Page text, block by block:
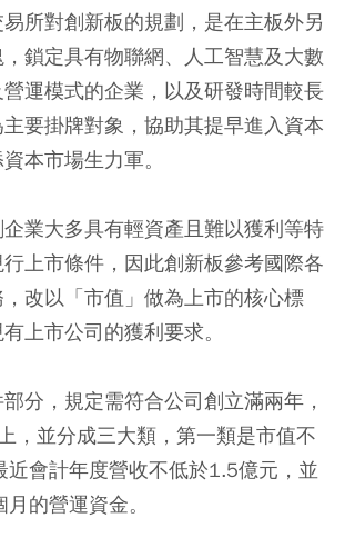
所對創新板的規劃，是在主板外另
鎖定具有物聯網、人工智慧及大數
運模式的企業，以及研發時間較長
要掛牌對象，協助其提早進入資本
本市場生力軍。
業大多具有輕資產且難以獲利等特
上市條件，因此創新板參考國際各
改以「市值」做為上市的核心標
上市公司的獲利要求。
分，規定需符合公司創立滿兩年，
，並分成三大類，第一類是市值不
近會計年度營收不低於1.5億元，並
的營運資金。